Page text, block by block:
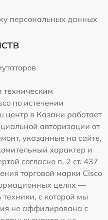
персональных данных
по истечении
центр в Казани работает
авторизации от
указанные на сайте,
характер и
согласно п. 2 ст. 437
торговой марки Cisco
целях —
техники, с которой мы
не аффилирована с